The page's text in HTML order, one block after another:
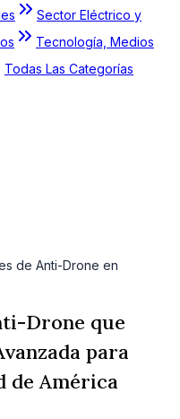
Sector Eléctrico y
Tecnología, Medios
Todas Las Categorías
de Anti-Drone en
Drone que
para
de América